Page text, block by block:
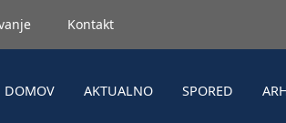
Kontakt
DOMOV AKTUALNO SPORED